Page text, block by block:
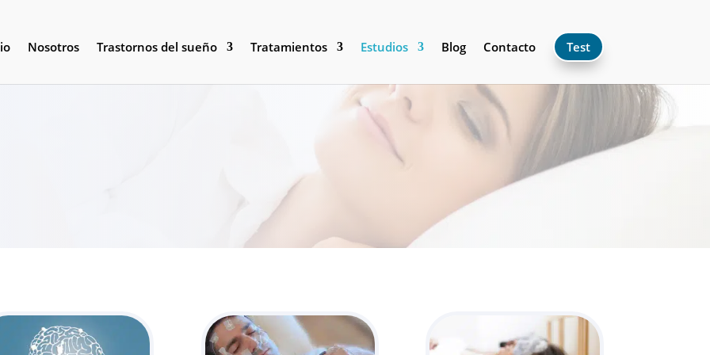
Nosotros Trastornos del sueño Tratamientos Estudios Blog Contacto Test